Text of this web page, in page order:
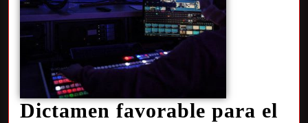
Dictamen favorable para el